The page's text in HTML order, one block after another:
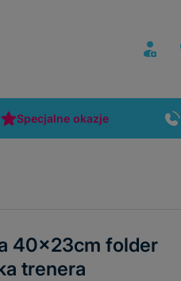
Specjalne okazje
40x23cm folder
trenera